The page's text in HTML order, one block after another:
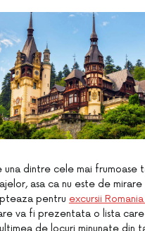
una dintre cele mai frumoase
asa ca nu este de
pentru excursii
va fi prezentata o lista
de locuri minunate din